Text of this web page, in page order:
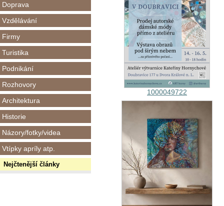
Doprava
Vzdělávání
Firmy
Turistika
Podnikání
Rozhovory
Architektura
Historie
Názory/fotky/videa
Vtípky apríly atp.
Nejčtenější články
1000049722